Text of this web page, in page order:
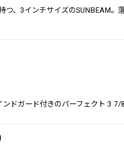
つ、3インチサイズのSUNBEAM
ドガード付きのパーフェクト 3